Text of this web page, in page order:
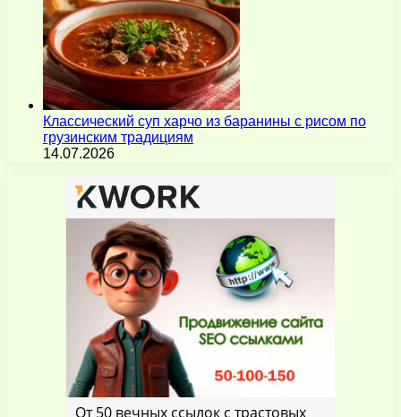
Классический суп харчо из баранины с рисом по
грузинским традициям
14.07.2026